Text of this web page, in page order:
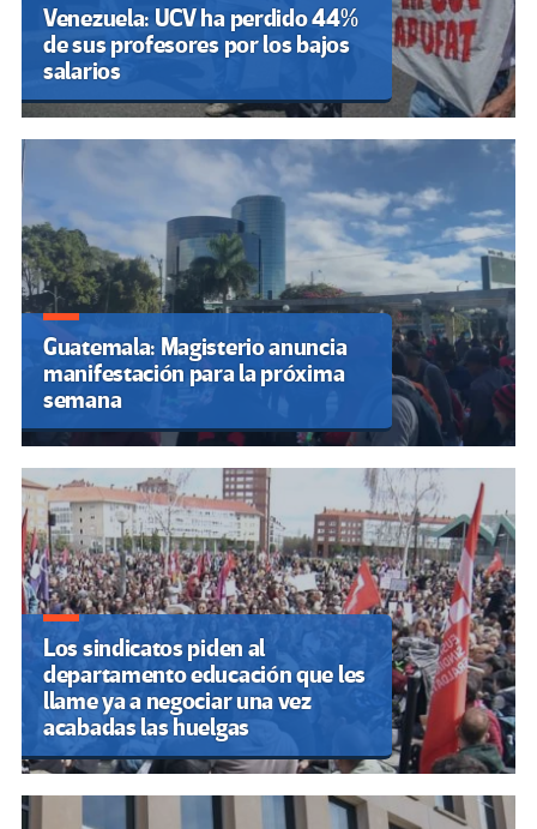
Venezuela: UCV ha perdido 44%
de sus profesores por los bajos
salarios
Guatemala: Magisterio anuncia
manifestación para la próxima
semana
Los sindicatos piden al
departamento educación que les
llame ya a negociar una vez
acabadas las huelgas